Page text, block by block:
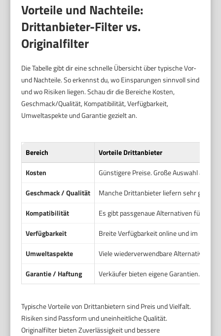
Vorteile und Nachteile:
Drittanbieter-Filter vs.
Originalfilter
Die Tabelle gibt dir eine schnelle Übersicht über typische Vor-
und Nachteile. So erkennst du, wo Einsparungen sinnvoll sind
und wo Risiken liegen. Schau dir die Bereiche Kosten,
Geschmack/Qualität, Kompatibilität, Verfügbarkeit,
Umweltaspekte und Garantie gezielt an.
Bereich
Vorteile Drittanbieter
Kosten
Günstigere Preise. Große Auswahl an
Geschmack / Qualität
Manche Drittanbieter liefern sehr gute
Kompatibilität
Es gibt passgenaue Alternativen für
Verfügbarkeit
Breite Verfügbarkeit online und im
Umweltaspekte
Viele wiederverwendbare Alternativen
Garantie / Haftung
Verkäufer bieten eigene Garantien.
Typische Vorteile von Drittanbietern sind Preis und Vielfalt.
Risiken sind Passform und uneinheitliche Qualität.
Originalfilter bieten Zuverlässigkeit und bessere